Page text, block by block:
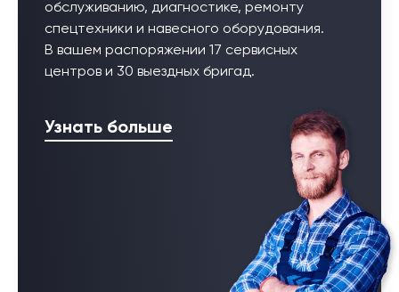
обслуживанию, диагностике, ремонту
спецтехники и навесного оборудования.
В вашем распоряжении 17 сервисных
центров и 30 выездных бригад.
Узнать больше